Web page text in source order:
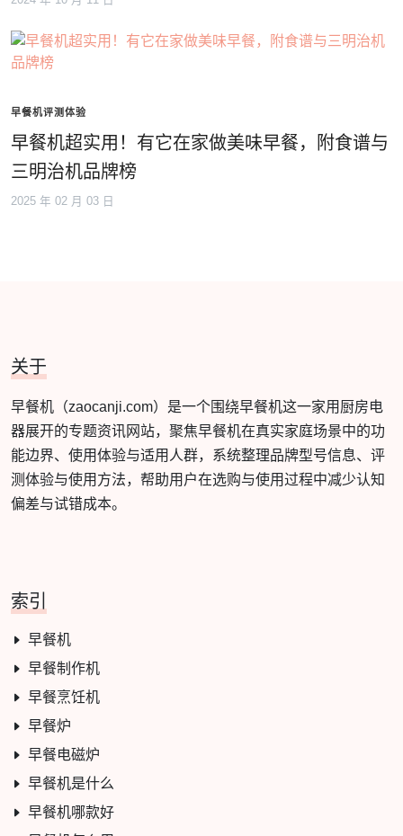
早餐机评测体验
早餐机超实用！有它在家做美味早餐，附食谱与
三明治机品牌榜
2025 年 02 月 03 日
关于
早餐机（zaocanji.com）是一个围绕早餐机这一家用厨房电
器展开的专题资讯网站，聚焦早餐机在真实家庭场景中的功
能边界、使用体验与适用人群，系统整理品牌型号信息、评
测体验与使用方法，帮助用户在选购与使用过程中减少认知
偏差与试错成本。
索引
早餐机
早餐制作机
早餐烹饪机
早餐炉
早餐电磁炉
早餐机是什么
早餐机哪款好